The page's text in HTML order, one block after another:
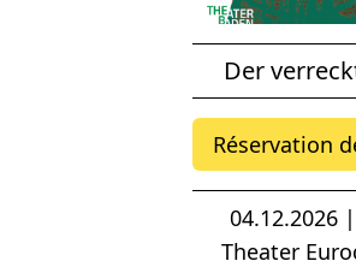
Der
Réservation
04.12.2026
Theater